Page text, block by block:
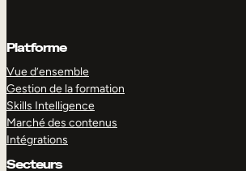
Platforme
Vue d’ensemble
Gestion de la formation
Skills Intelligence
Marché des contenus
Intégrations
Secteurs